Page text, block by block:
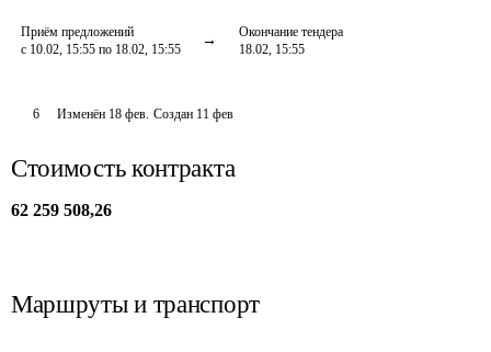
Приём предложений
с 10.02, 15:55 по 18.02, 15:55
Окончание тендера
18.02, 15:55
6 Изменён 18 фев. Создан 11 фев
Стоимость контракта
62 259 508,26
Маршруты и транспорт